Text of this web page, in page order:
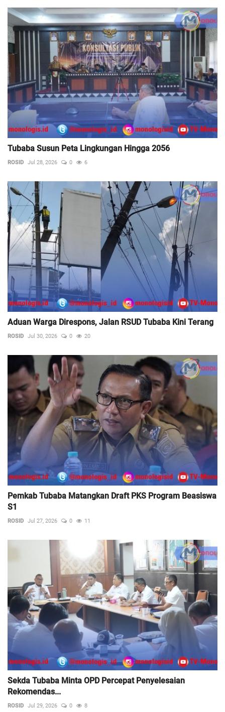
Tubaba Susun Peta Lingkungan Hingga 2056
ROSID Jul 28, 2026 0 6
Aduan Warga Direspons, Jalan RSUD Tubaba Kini Terang
ROSID Jul 30, 2026 0 20
Pemkab Tubaba Matangkan Draft PKS Program Beasiswa
S1
ROSID Jul 27, 2026 0 11
Sekda Tubaba Minta OPD Percepat Penyelesaian
Rekomendas...
ROSID Jul 29, 2026 0 8